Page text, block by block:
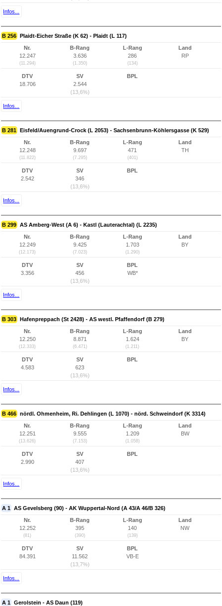
Infos...
B 256 Plaidt-Eicher Straße (K 62) - Plaidt (L 117)
Nr.
12.247
(11.294)
B-Rang
3.636
(1.350)
L-Rang
286
(134)
Land
RP
DTV
18.706
SV
2.544
(13,6%)
BPL
Infos...
B 281 Eisfeld/Auengrund-Crock (L 2053) - Sachsenbrunn-Köhlersgasse (K 529)
Nr.
12.248
(11.822)
B-Rang
9.697
(7.295)
L-Rang
471
(401)
Land
TH
DTV
2.542
SV
346
(13,6%)
BPL
Infos...
B 299 AS Amberg-West (A 6) - Kastl (Lauterachtal) (L 2235)
Nr.
12.249
(12.173)
B-Rang
9.425
(7.023)
L-Rang
1.703
(1.290)
Land
BY
DTV
3.356
SV
456
(13,6%)
BPL
WB*
Infos...
B 303 Hafenpreppach (St 2428) - AS westl. Pfaffendorf (B 279)
Nr.
12.250
(12.333)
B-Rang
8.871
(6.471)
L-Rang
1.624
(1.211)
Land
BY
DTV
4.583
SV
623
(13,6%)
BPL
Infos...
B 466 nördl. Ohmenheim, Ri. Dehlingen (L 1070) - nörd. Schweindorf (K 3314)
Nr.
12.251
(13.626)
B-Rang
9.555
(7.153)
L-Rang
1.209
(1.058)
Land
BW
DTV
2.990
SV
407
(13,6%)
BPL
Infos...
A 1 AS Gevelsberg (90) - AK Wuppertal-Nord (A 43/A 46/B 326)
Nr.
12.252
(81)
B-Rang
395
(390)
L-Rang
140
(139)
Land
NW
DTV
84.391
SV
11.562
(13,7%)
BPL
VB-E
Infos...
A 1 Gerolstein - AS Daun (119)